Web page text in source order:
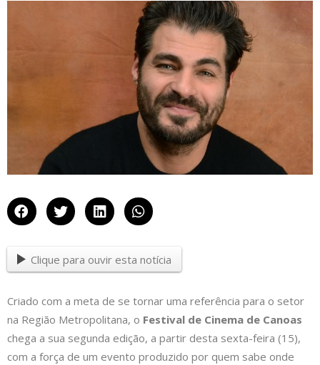
Clique para ouvir esta notícia
Criado com a meta de se tornar uma referência para o setor
na Região Metropolitana, o Festival de Cinema de Canoas
chega a sua segunda edição, a partir desta sexta-feira (15),
com a força de um evento produzido por quem sabe onde